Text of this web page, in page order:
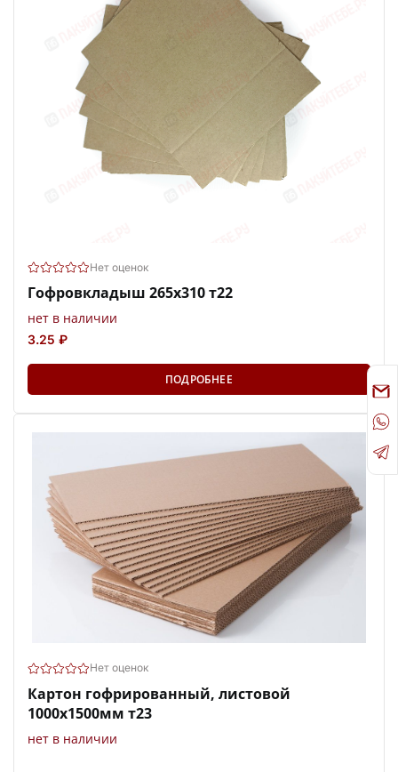
Нет оценок
Гофровкладыш 265х310 т22
нет в наличии
3.25 ₽
ПОДРОБНЕЕ
Нет оценок
Картон гофрированный, листовой
1000х1500мм т23
нет в наличии